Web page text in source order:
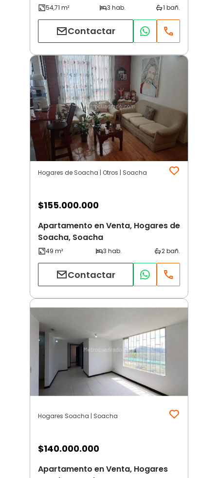
Contactar
Hogares de Soacha | Otros | Soacha
$155.000.000
Apartamento en Venta, Hogares de
Soacha, Soacha
Contactar
Hogares Soacha | Soacha
$140.000.000
Apartamento en Venta, Hogares